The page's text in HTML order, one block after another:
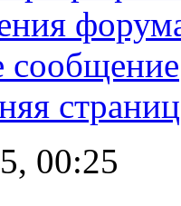
сообщение
00:25